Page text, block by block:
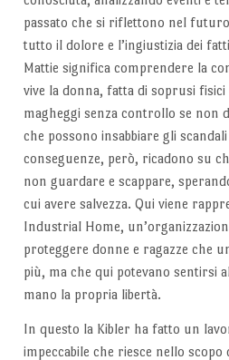
passato che si riflettono nel
tutto il dolore e l’ingiustizia dei
Mattie significa comprendere la
vive la donna, fatta di soprusi fisici
magheggi senza controllo se non
che possono insabbiare gli
conseguenze, però, ricadono su
non guardare e scappare,
cui avere salvezza. Qui viene
Industrial Home,
proteggere donne e ragazze che
più, ma che qui potevano sentirsi
mano la propria libertà.
In questo la Kibler ha fatto un
impeccabile che riesce nello